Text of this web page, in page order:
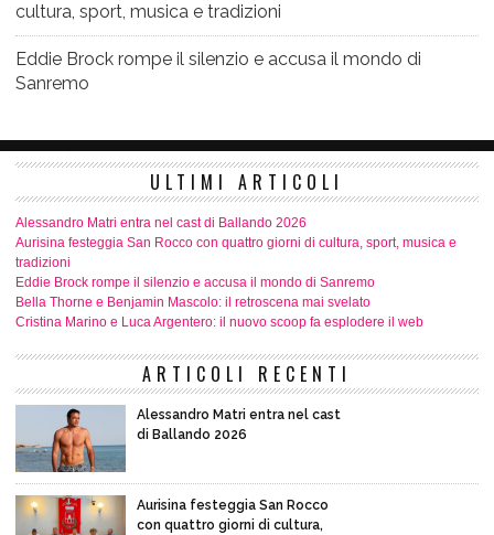
cultura, sport, musica e tradizioni
Eddie Brock rompe il silenzio e accusa il mondo di
Sanremo
ULTIMI ARTICOLI
Alessandro Matri entra nel cast di Ballando 2026
Aurisina festeggia San Rocco con quattro giorni di cultura, sport, musica e
tradizioni
Eddie Brock rompe il silenzio e accusa il mondo di Sanremo
Bella Thorne e Benjamin Mascolo: il retroscena mai svelato
Cristina Marino e Luca Argentero: il nuovo scoop fa esplodere il web
ARTICOLI RECENTI
Alessandro Matri entra nel cast
di Ballando 2026
Aurisina festeggia San Rocco
con quattro giorni di cultura,